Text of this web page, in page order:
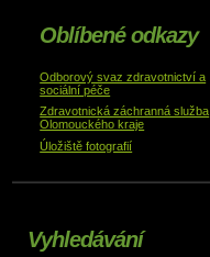
Oblíbené odkazy
Odborový svaz zdravotnictví a
sociální péče
Zdravotnická záchranná služba
Olomouckého kraje
Úložiště fotografií
Vyhledávání